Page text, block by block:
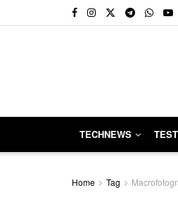
TECHNEWS TEST
Home Tag